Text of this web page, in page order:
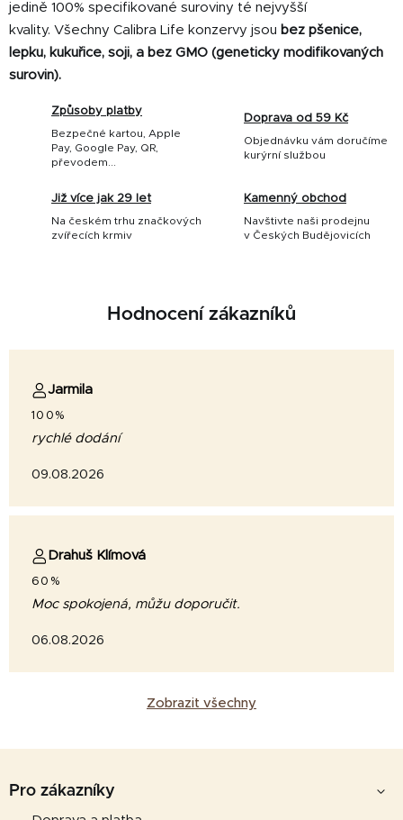
jedině 100% specifikované suroviny té nejvyšší
kvality. Všechny Calibra Life konzervy jsou bez pšenice,
lepku, kukuřice, soji, a bez GMO (geneticky modifikovaných
surovin).
Způsoby platby
Bezpečné kartou, Apple
Pay, Google Pay, QR,
převodem...
Doprava od 59 Kč
Objednávku vám doručíme
kurýrní službou
Již více jak 29 let
Na českém trhu značkových
zvířecích krmiv
Kamenný obchod
Navštivte naši prodejnu
v Českých Budějovicích
Hodnocení zákazníků
Jarmila
100%
rychlé dodání
09.08.2026
Drahuš Klímová
60%
Moc spokojená, můžu doporučit.
06.08.2026
Zobrazit všechny
Pro zákazníky